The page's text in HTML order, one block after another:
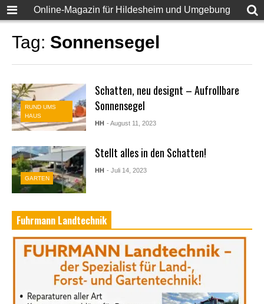
Online-Magazin für Hildesheim und Umgebung
Tag: Sonnensegel
RUND UMS
HAUS
Schatten, neu designt – Aufrollbare
Sonnensegel
HH - August 11, 2023
GARTEN
Stellt alles in den Schatten!
HH - Juli 14, 2023
Fuhrmann Landtechnik